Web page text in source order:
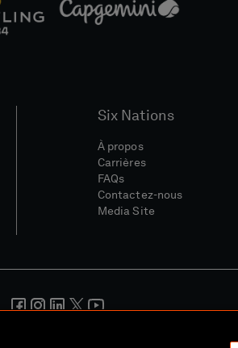
Six Nations
À propos
Carrières
FAQs
Contactez-nous
Media Site